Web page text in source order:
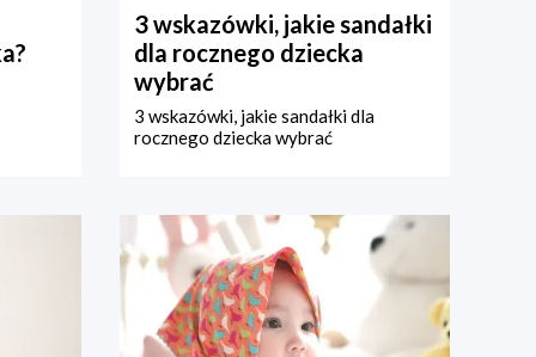
3 wskazówki, jakie sandałki
dla rocznego dziecka
wybrać
3 wskazówki, jakie sandałki dla
rocznego dziecka wybrać